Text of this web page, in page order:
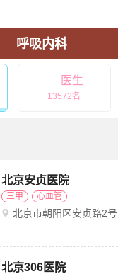
呼吸内科
医生
13572名
北京安贞医院
三甲 心血管
北京市朝阳区安贞路2号
北京306医院